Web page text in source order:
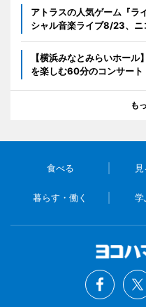
アトラスの人気ゲーム『ラ
シャル音楽ライブ8/23、ニ
【横浜みなとみらいホー
を楽しむ60分のコンサート
も
食べる
暮らす・働く 学